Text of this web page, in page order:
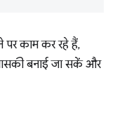
काम कर रहे हैं,
बनाई जा सकें और